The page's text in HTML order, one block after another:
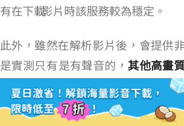
有在下載 YouTube 影片時該服務較為穩定。
此外，雖然在解析 YT 影片後，Myvid 會提
是實測只有 360p MP4 是有聲音的， 其他高畫
檔。
另外一個體驗不太好的地方是，Myvid 上有